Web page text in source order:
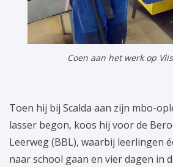
Coen aan het werk op
Toen hij bij Scalda aan zijn mbo-
lasser begon, koos hij voor de
Leerweg (BBL), waarbij leerlingen
naar school gaan en vier dagen in